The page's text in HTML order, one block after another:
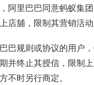
阿里巴巴同意蚂蚁集
店舖，限制其营销活
巴规则或协议的用户
并终止其授信，限制
不时另行商定。